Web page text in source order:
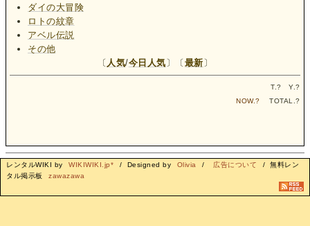
ダイの大冒険
ロトの紋章
アベル伝説
その他
〔 人気/今日人気 〕〔 最新 〕
T.? Y.?
NOW.? TOTAL.?
レンタルWIKI by WIKIWIKI.jp* / Designed by Olivia / 広告について
/ 無料レン
タル掲示板
zawazawa